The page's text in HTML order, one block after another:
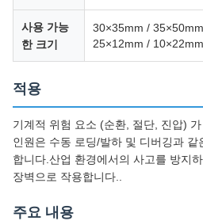
사용 가능
한 크기
30×35mm /
25×12mm /
적용
기계적 위험 요소 (순환, 절단, 진압)
인원은 수동 로딩/발하 및 디버깅과
합니다.산업 환경에서의 사고를 방지
장벽으로 작용합니다..
주요 내용